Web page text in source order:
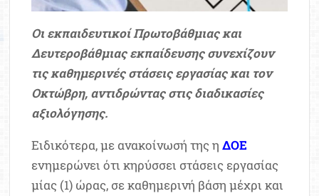
Οι εκπαιδευτικοί Πρωτοβάθμιας και
Δευτεροβάθμιας εκπαίδευσης συνεχίζουν
τις καθημερινές στάσεις εργασίας και τον
Οκτώβρη, αντιδρώντας στις διαδικασίες
αξιολόγησης.
Ειδικότερα, με ανακοίνωσή της ηΔΟΕ
ενημερώνει ότι κηρύσσει στάσεις εργασίας
μίας (1) ώρας, σε καθημερινή βάση μέχρι και